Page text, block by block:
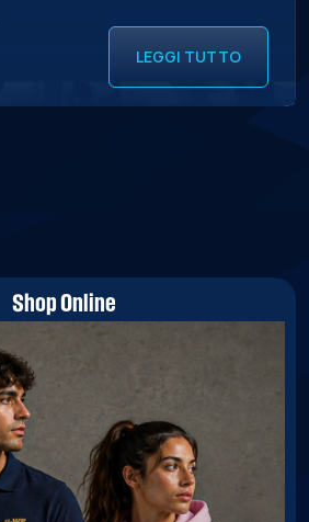
LEGGI TUTTO
Shop Online